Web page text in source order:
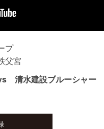
プ
父宮
清水建設ブルーシャー